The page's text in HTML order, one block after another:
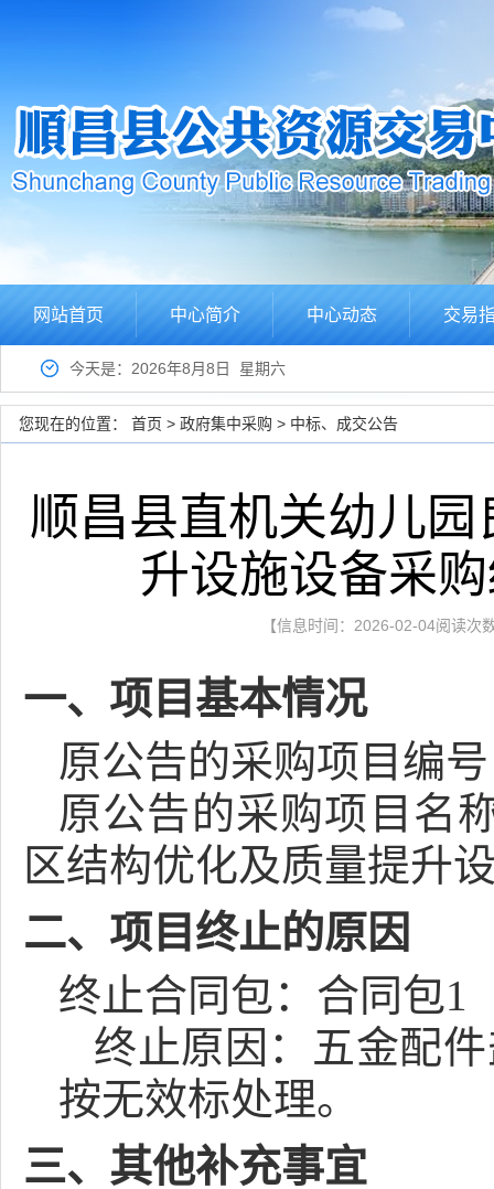
网站首页 中心简介 中心动态 交易
今天是：2026年8月8日 星期六
您现在的位置： 首页 > 政府集中采购 > 中标、成交公告
顺昌县直机关幼儿
升设施设备采
【信息时间：2026-02-04阅读次
一、项目基本情况
原公告的采购项目编
原公告的采购项目名
区结构优化及质量提升
二、项目终止的原因
终止合同包：合同包1
终止原因： 五金配
按无效标处理。
三、其他补充事宜